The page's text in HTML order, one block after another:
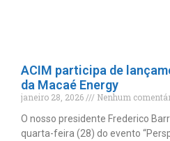
ACIM participa de
da Macaé Energy
janeiro 28, 2026
Nenhum
O nosso presidente Frederico
quarta-feira (28) do evento